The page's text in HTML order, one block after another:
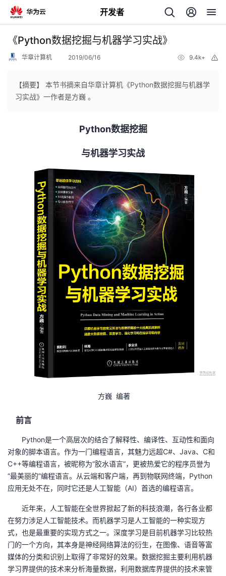
开发者
返
播活
动
的
关
注
我
开
发
学
堂
的
Programs
我
的
持
我
《Python数据挖掘与机器学习实战》
华章计算机 2019/06/16 9.4k+
【摘要】 本节书摘来自华章计算机《Python数据挖掘与机器学
习实战》一作者是方巍 。
Python数据挖掘
与机器学习实战
方巍 编著
前言
Python是一个高层次的结合了解释性、编译性、互动性和面向
对象的脚本语言。作为一门编程语言，其魅力远超C#、Java、C和
C++等编程语言，被昵称为“胶水语言”，更被热爱它的程序员誉为
“最美丽的”编程语言。从云端和客户端，再到物联网终端，Python
应用无处不在，同时它还是人工智能（AI）首选的编程语言。
近年来，人工智能在全世界掀起了新的科技浪潮，各行各业都
在努力涉足人工智能技术。而机器学习是人工智能的一种实现方
式，也是最重要的实现方式之一。深度学习是目前机器学习比较热
门的一个方向，其本身是神经网络算法的衍生，在图像、语音等富
媒体的分类和识别上取得了非常好的效果。数据挖掘主要利用机器
学习界提供的技术来分析海量数据，利用数据库界提供的技术来管